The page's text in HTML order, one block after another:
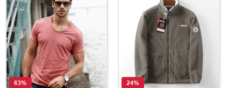
63% 24%